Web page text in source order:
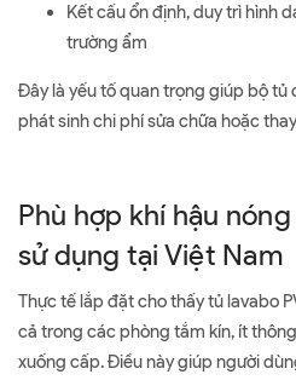
Kết cấu ổn định, duy trì hình
trường ẩm
Đây là yếu tố quan trọng giúp bộ tủ
phát sinh chi phí sửa chữa hoặc
Phù hợp khí hậu
sử dụng tại Việt Nam
Thực tế lắp đặt cho thấy tủ lavabo
cả trong các phòng tắm kín, ít
xuống cấp. Điều này giúp người